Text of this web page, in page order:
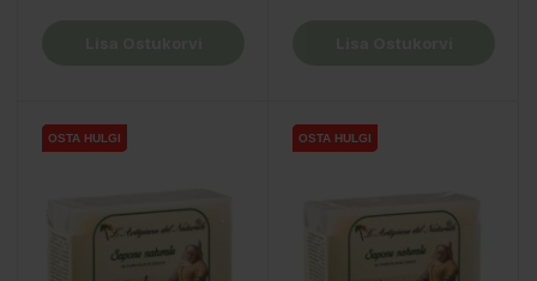
OSTA HULGI
OSTA HULGI
OSTA HULGI OSTA HULGI
OSTA HULGI
OSTA HULGI